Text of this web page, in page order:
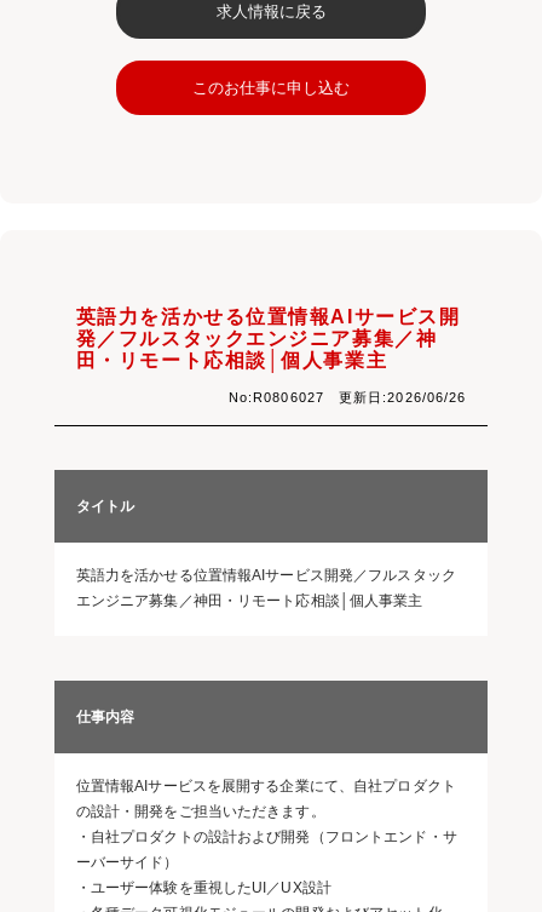
求人情報に戻る
このお仕事に申し込む
英語力を活かせる位置情報AIサービス開
発／フルスタックエンジニア募集／神
田・リモート応相談│個人事業主
No:R0806027 更新日:2026/06/26
タイトル
英語力を活かせる位置情報AIサービス開発／フルスタック
エンジニア募集／神田・リモート応相談│個人事業主
仕事内容
位置情報AIサービスを展開する企業にて、自社プロダクト
の設計・開発をご担当いただきます。
・自社プロダクトの設計および開発（フロントエンド・サ
ーバーサイド）
・ユーザー体験を重視したUI／UX設計